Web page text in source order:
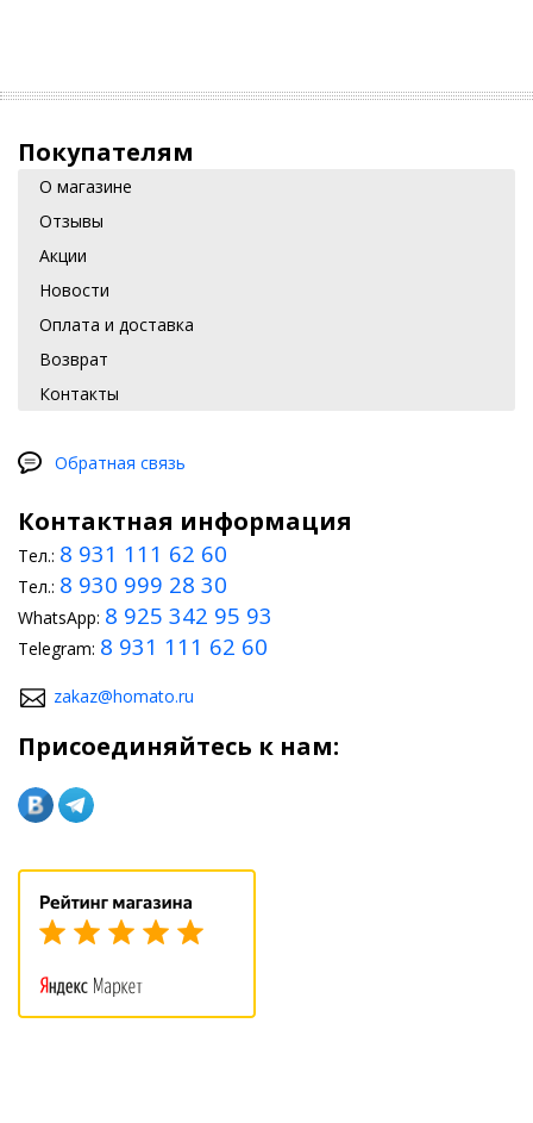
Покупателям
О магазине
Отзывы
Акции
Новости
Оплата и доставка
Возврат
Контакты
Обратная связь
Контактная информация
Тел.: 8 931 111 62 60
Тел.: 8 930 999 28 30
WhatsApp: 8 925 342 95 93
Telegram: 8 931 111 62 60
zakaz@homato.ru
Присоединяйтесь к нам: